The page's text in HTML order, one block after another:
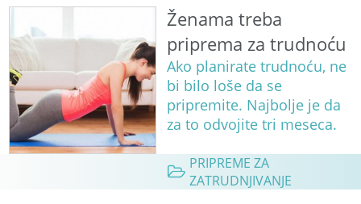
Ženama treba
priprema za trudnoću
Ako planirate trudnoću, ne
bi bilo loše da se
pripremite. Najbolje je da
za to odvojite tri meseca.
PRIPREME ZA
ZATRUDNJIVANJE